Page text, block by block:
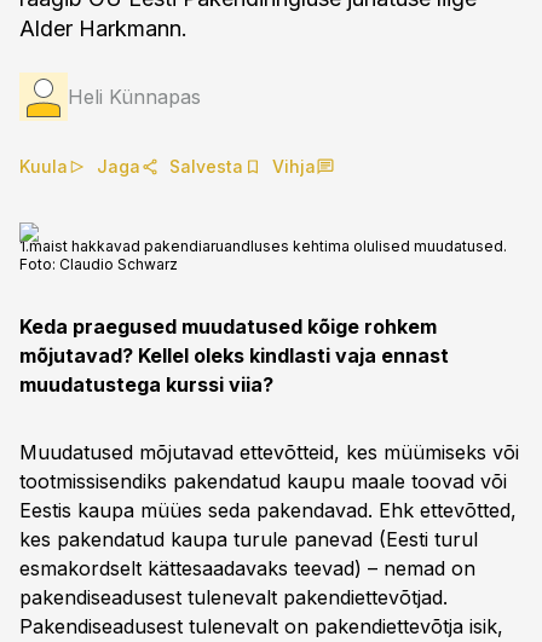
Alder Harkmann.
Heli Künnapas
Kuula Jaga Salvesta Vihja
1.maist hakkavad pakendiaruandluses kehtima olulised muudatused.
Foto: Claudio Schwarz
Keda praegused muudatused kõige rohkem
mõjutavad? Kellel oleks kindlasti vaja ennast
muudatustega kurssi viia?
Muudatused mõjutavad ettevõtteid, kes müümiseks või
tootmissisendiks pakendatud kaupu maale toovad või
Eestis kaupa müües seda pakendavad. Ehk ettevõtted,
kes pakendatud kaupa turule panevad (Eesti turul
esmakordselt kättesaadavaks teevad) – nemad on
pakendiseadusest tulenevalt pakendiettevõtjad.
Pakendiseadusest tulenevalt on pakendiettevõtja isik,